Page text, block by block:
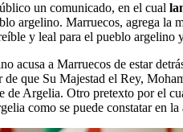
un comunicado, en el cual
argelino. Marruecos, agrega la
y leal para el pueblo argelino
acusa a Marruecos de estar
de que Su Majestad el Rey,
de Argelia. Otro pretexto por el
como se puede constatar en